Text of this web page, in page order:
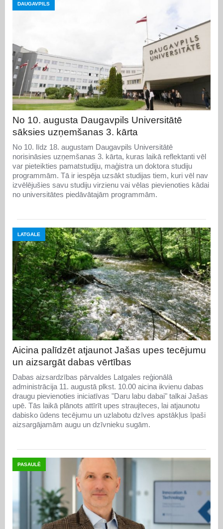
DAUGAVPILS
No 10. augusta Daugavpils Universitātē
sāksies uzņemšanas 3. kārta
No 10. līdz 18. augustam Daugavpils Universitātē
norisināsies uzņemšanas 3. kārta, kuras laikā reflektanti vēl
var pieteikties pamatstudiju, maģistra un doktora studiju
programmām. Tā ir iespēja uzsākt studijas tiem, kuri vēl nav
izvēlējušies savu studiju virzienu vai vēlas pievienoties kādai
no universitātes piedāvātajām programmām.
LATGALE
Aicina palīdzēt atjaunot Jašas upes tecējumu
un aizsargāt dabas vērtības
Dabas aizsardzības pārvaldes Latgales reģionālā
administrācija 11. augustā plkst. 10.00 aicina ikvienu dabas
draugu pievienoties iniciatīvas "Daru labu dabai" talkai Jašas
upē. Tās laikā plānots attīrīt upes straujteces, lai atjaunotu
dabisko ūdens tecējumu un uzlabotu dzīves apstākļus īpaši
aizsargājamām augu un dzīvnieku sugām.
PASAULĒ